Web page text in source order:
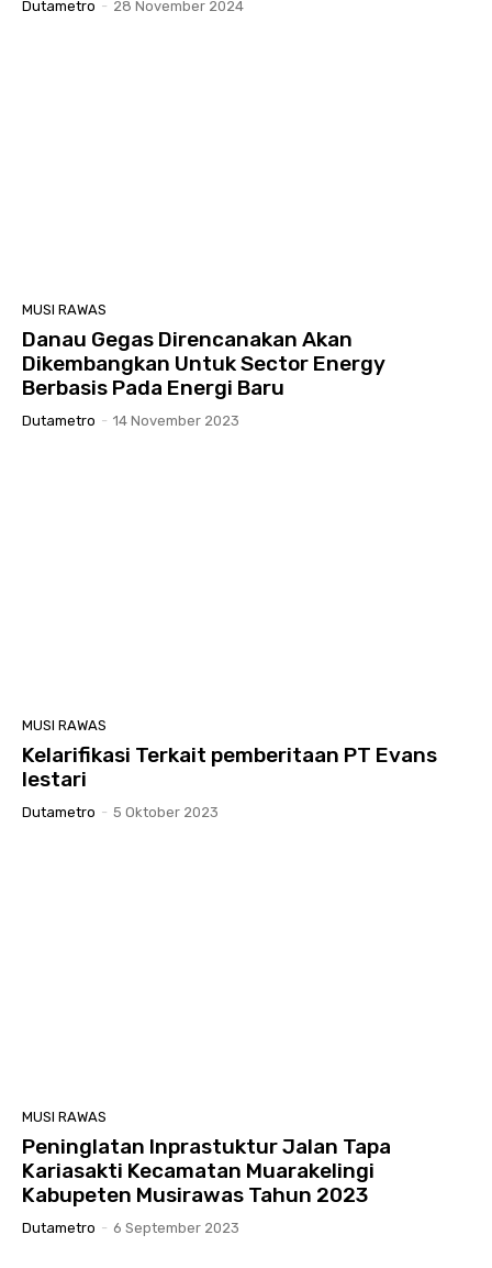
Dutametro - 28 November 2024
MUSI RAWAS
Danau Gegas Direncanakan Akan
Dikembangkan Untuk Sector Energy
Berbasis Pada Energi Baru
Dutametro - 14 November 2023
MUSI RAWAS
Kelarifikasi Terkait pemberitaan PT Evans
lestari
Dutametro - 5 Oktober 2023
MUSI RAWAS
Peninglatan Inprastuktur Jalan Tapa
Kariasakti Kecamatan Muarakelingi
Kabupeten Musirawas Tahun 2023
Dutametro - 6 September 2023